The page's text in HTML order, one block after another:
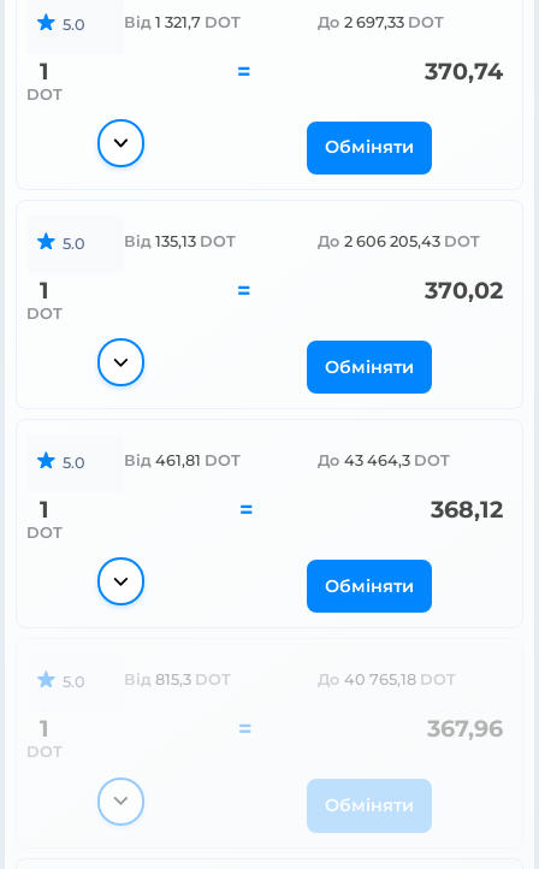
5.0 Від 1 321,7 DOT До 2 697,33 DOT
1
DOT
= 370,74
Обміняти
5.0 Від 135,13 DOT До 2 606 205,43 DOT
1
DOT
= 370,02
Обміняти
5.0 Від 461,81 DOT До 43 464,3 DOT
1
DOT
= 368,12
Обміняти
5.0 Від 815,3 DOT До 40 765,18 DOT
1
DOT
= 367,96
Обміняти